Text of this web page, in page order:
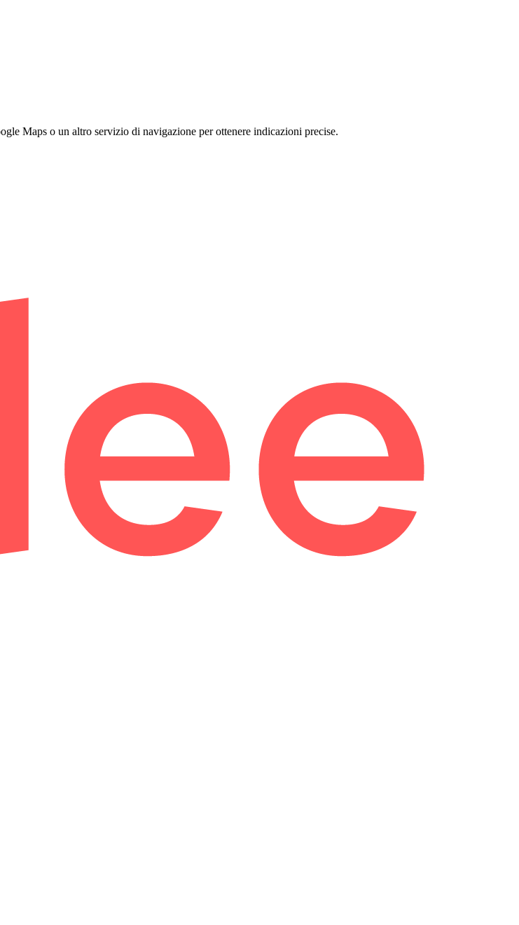
Maps o un altro servizio di navigazione per ottenere indicazioni precise.